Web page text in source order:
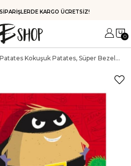
HIZLI KARGO
0
Beta Kids Süper Patates Kokuşuk Patates, Süper Bezelye'ye Karşı